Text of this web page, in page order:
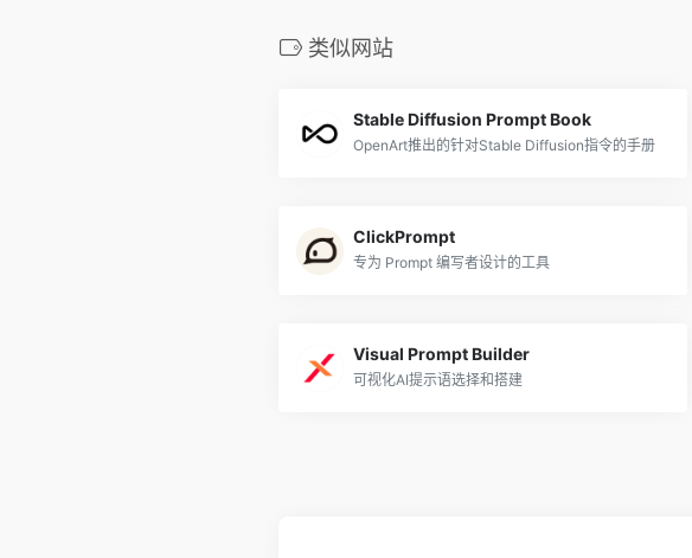
类似网站
Stable Diffusion Prompt Book
OpenArt推出的针对Stable Diffusion指令的手册
ClickPrompt
专为 Prompt 编写者设计的工具
Visual Prompt Builder
可视化AI提示语选择和搭建